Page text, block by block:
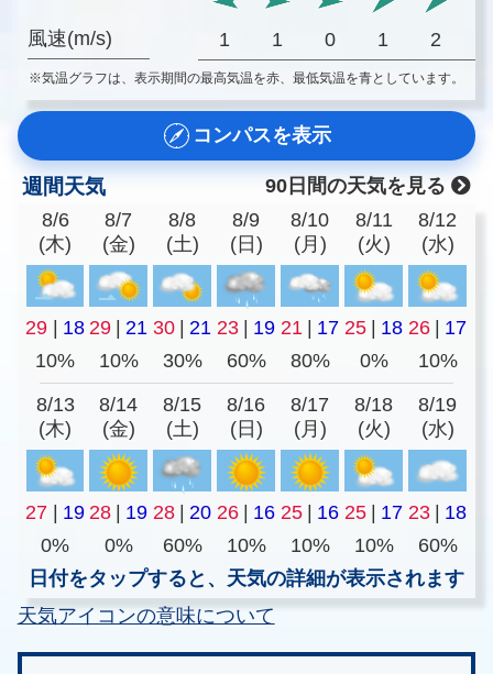
風速(m/s) 1 1 0 1 2
※気温グラフは、表示期間の最高気温を赤、最低気温を青としています。
コンパスを表示
週間天気
90日間の天気を見る
8/6
(木)
8/7
(金)
8/8
(土)
8/9
(日)
8/10
(月)
8/11
(火)
8/12
(水)
29 | 18 29 | 21 30 | 21 23 | 19 21 | 17 25 | 18 26 | 17
10%
10% 30% 60% 80% 0% 10%
8/13
(木)
8/14
(金)
8/15
(土)
8/16
(日)
8/17
(月)
8/18
(火)
8/19
(水)
27 19 28 19 28 20 26 16 25 16 25 17 23
18
0%
0% 60% 10% 10% 10%
60%
日付をタップすると、天気の詳細が表示されます
天気アイコンの意味について